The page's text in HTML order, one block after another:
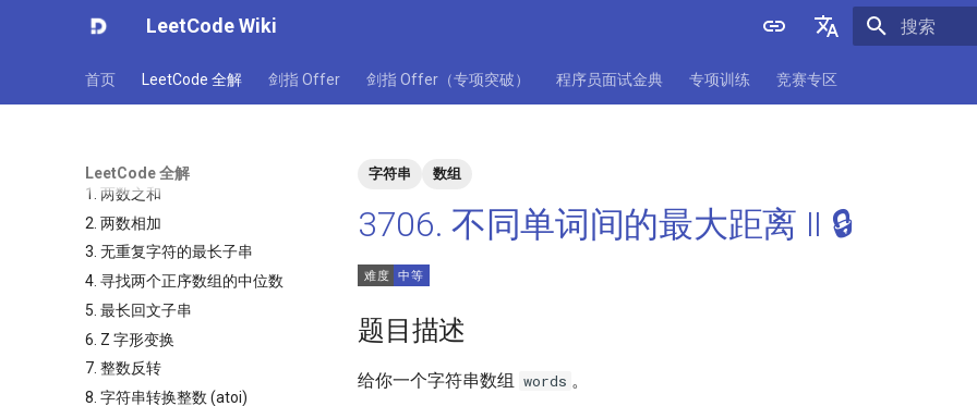
LeetCode Wiki
English
首页 LeetCode 全解 剑指 Offer 剑指 Offer（专项突破） 程序员面试金典 专项训练 竞赛专区
LeetCode 全解
1. 两数之和
2. 两数相加
3. 无重复字符的最长子串
4. 寻找两个正序数组的中位数
5. 最长回文子串
6. Z 字形变换
7. 整数反转
8. 字符串转换整数 (atoi)
字符串 数组
3706. 不同单词间的最大距离 II 🔒
题目描述
给你一个字符串数组 words 。